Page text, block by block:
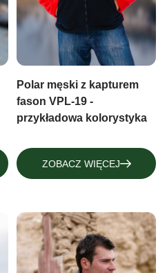
Polar męski z kapturem
fason VPL-19 -
przykładowa kolorystyka
ZOBACZ WIĘCEJ